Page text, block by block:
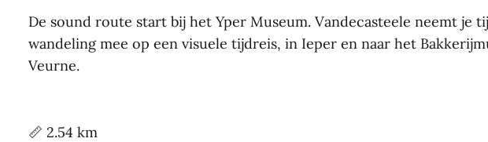
De sound route start bij het Yper Museum. Vandecasteele neemt je
wandeling mee op een visuele tijdreis, in Ieper en naar het
Veurne.
📏 2.54 km